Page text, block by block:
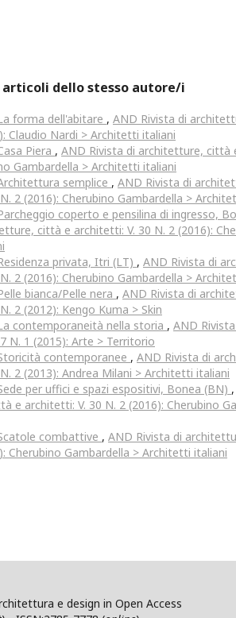
dello stesso autore/i
forma dell'abitare , AND Rivista di
Claudio Nardi > Architetti italiani
Piera , AND Rivista di architetture, città
Gambardella > Architetti italiani
semplice , AND Rivista di
2 (2016): Cherubino Gambardella >
coperto e pensilina di ingresso,
città e architetti: V. 30 N. 2 (2016):
privata, Itri (LT) , AND Rivista di
2 (2016): Cherubino Gambardella >
bianca/Pelle nera , AND Rivista di
2 (2012): Kengo Kuma > Skin
contemporaneità nella storia , AND
N. 1 (2015): Arte > Territorio
contemporanee , AND Rivista di
2 (2013): Andrea Milani > Architetti italiani
per uffici e spazi espositivi, Bonea (BN)
e architetti: V. 30 N. 2 (2016): Cherubino
combattive , AND Rivista di
Cherubino Gambardella > Architetti italiani
e design in Open Access